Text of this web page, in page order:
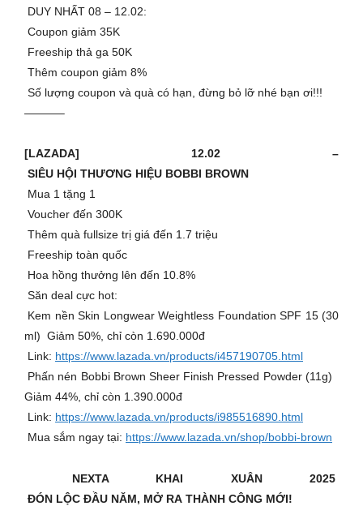
DUY NHẤT 08 – 12.02:
Coupon giảm 35K
Freeship thả ga 50K
Thêm coupon giảm 8%
Số lượng coupon và quà có hạn, đừng bỏ lỡ nhé bạn ơi!!!
———–
[LAZADA] 12.02 –
SIÊU HỘI THƯƠNG HIỆU BOBBI BROWN
Mua 1 tặng 1
Voucher đến 300K
Thêm quà fullsize trị giá đến 1.7 triệu
Freeship toàn quốc
Hoa hồng thưởng lên đến 10.8%
Săn deal cực hot:
Kem nền Skin Longwear Weightless Foundation SPF 15 (30
ml) Giảm 50%, chỉ còn 1.690.000đ
Link: https://www.lazada.vn/products/i457190705.html
Phấn nén Bobbi Brown Sheer Finish Pressed Powder (11g)
Giảm 44%, chỉ còn 1.390.000đ
Link: https://www.lazada.vn/products/i985516890.html
Mua sắm ngay tại: https://www.lazada.vn/shop/bobbi-brown
NEXTA KHAI XUÂN 2025
ĐÓN LỘC ĐẦU NĂM, MỞ RA THÀNH CÔNG MỚI!